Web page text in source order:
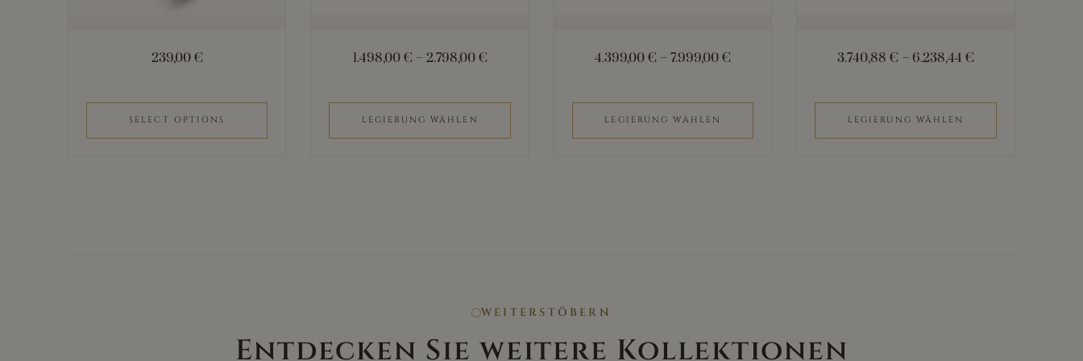
239,00 €
SELECT OPTIONS
1.498,00 € – 2.798,00 €
LEGIERUNG WÄHLEN
Produktseite
4.399,00€ –7.999,00€
LEGIERUNG WÄHLEN
Produktseite
3.740,88€ – 6.238,44€
LEGIERUNG WÄHLEN
Produktseite
WEITERSTÖBERN
Entdecken Sie weitere Kollektionen